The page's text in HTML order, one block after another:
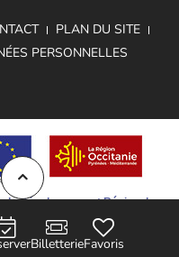
BilletterieFavoris
PLAN DU SITE
PERSONNELLES
Développement Régional